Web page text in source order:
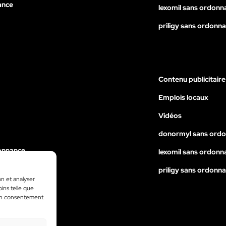
et analyser
telle que
consentement
lexomil sans
priligy sans
Contenu publicitaire
Emplois locaux
Vidéos
donormyl sans
lexomil sans
priligy sans